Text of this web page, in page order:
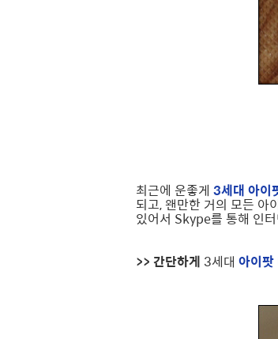
최근에 운좋게 3세대 아이
되고, 왠만한 거의 모든 아
있어서 Skype를 통해 인
>> 간단하게 3세대 아이팟